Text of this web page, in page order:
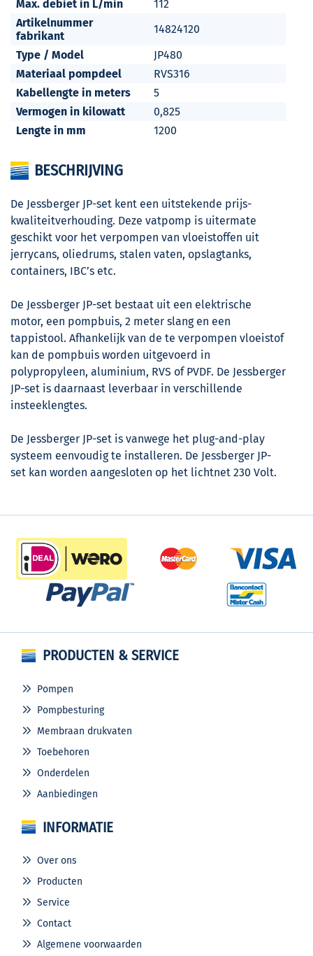
Max. debiet in L/min
112
Artikelnummer
fabrikant
14824120
Type / Model
JP480
Materiaal pompdeel
RVS316
Kabellengte in meters
5
Vermogen in kilowatt
0,825
Lengte in mm
1200
BESCHRIJVING
De Jessberger JP-set kent een uitstekende prijs-
kwaliteitverhouding. Deze vatpomp is uitermate
geschikt voor het verpompen van vloeistoffen uit
jerrycans, oliedrums, stalen vaten, opslagtanks,
containers, IBC’s etc.
De Jessberger JP-set bestaat uit een elektrische
motor, een pompbuis, 2 meter slang en een
tappistool. Afhankelijk van de te verpompen vloeistof
kan de pompbuis worden uitgevoerd in
polypropyleen, aluminium, RVS of PVDF. De Jessberger
JP-set is daarnaast leverbaar in verschillende
insteeklengtes.
De Jessberger JP-set is vanwege het plug-and-play
systeem eenvoudig te installeren. De Jessberger JP-
set kan worden aangesloten op het lichtnet 230 Volt.
PRODUCTEN & SERVICE
Pompen
Pompbesturing
Membraan drukvaten
Toebehoren
Onderdelen
Aanbiedingen
INFORMATIE
Over ons
Producten
Service
Contact
Algemene voorwaarden